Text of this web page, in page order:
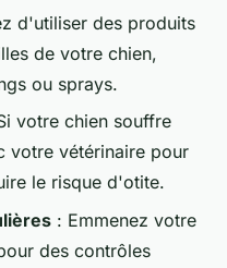
d'utiliser des produits
de votre chien,
ou sprays.
votre chien souffre
votre vétérinaire pour
le risque d'otite.
: Emmenez votre
des contrôles